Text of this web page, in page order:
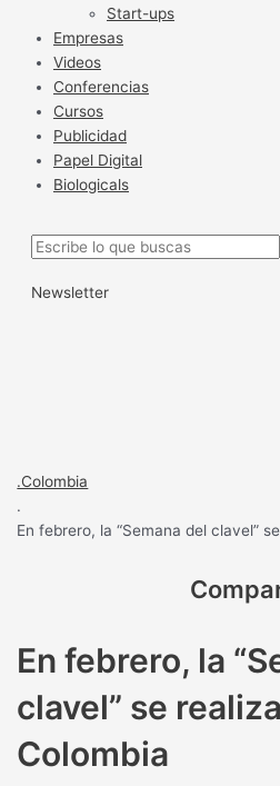
Start-ups
Empresas
Videos
Conferencias
Cursos
Publicidad
Papel Digital
Biologicals
Newsletter
.Colombia
.
En febrero, la “Semana del clavel”
En febrero, la
clavel” se
Colombia